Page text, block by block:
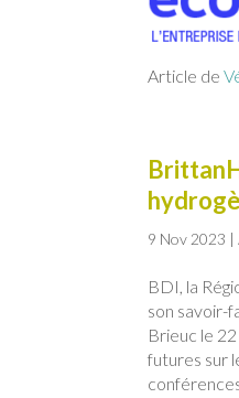
Article de
9 Nov 2023 |
BDI, la
son savoir-
Brieuc le
futures sur